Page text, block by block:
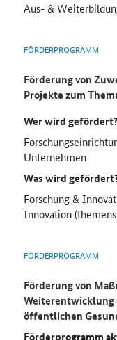
Aus- &
FÖRDERPROGRAMM
Förderung von
Projekte zum
Wer wird
Unternehmen
Was wird
Forschung &
Innovation
FÖRDERPROGRAMM
Förderung von
Weiterentwicklung
öffentlichen
Förderprogramm